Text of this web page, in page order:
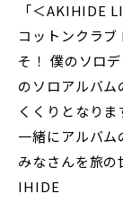
「＜AKIHIDE
コットンクラ
そ！ 僕のソロ
のソロアルバ
くくりとなり
一緒にアルバ
みなさんを旅
IHIDE